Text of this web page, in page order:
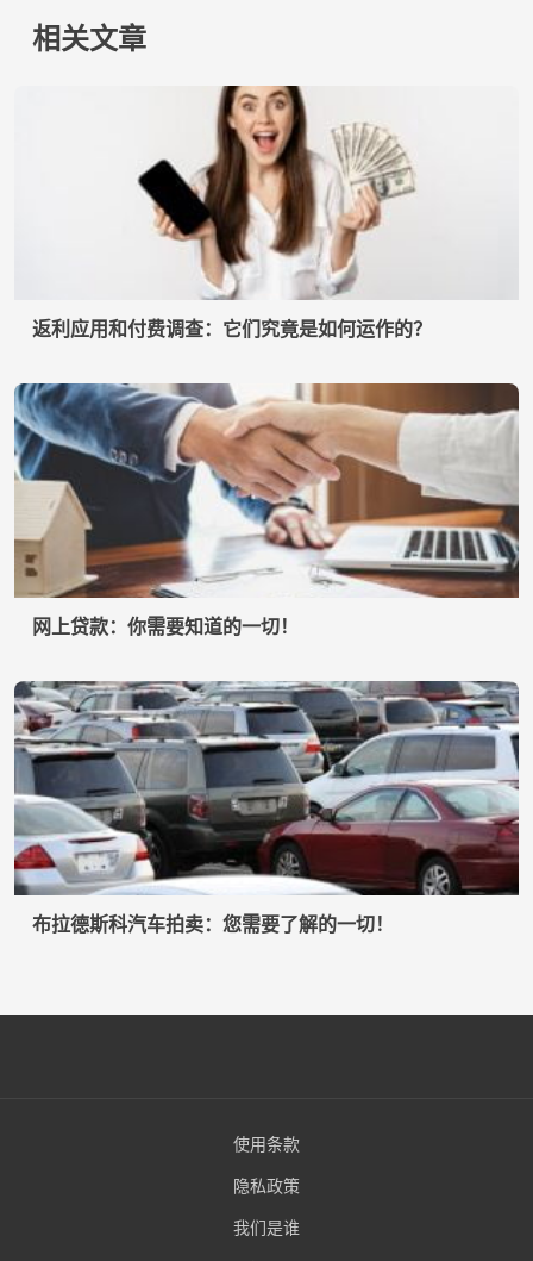
相关文章
返利应用和付费调查：它们究竟是如何运作的？
网上贷款：你需要知道的一切！
布拉德斯科汽车拍卖：您需要了解的一切！
使用条款
隐私政策
我们是谁